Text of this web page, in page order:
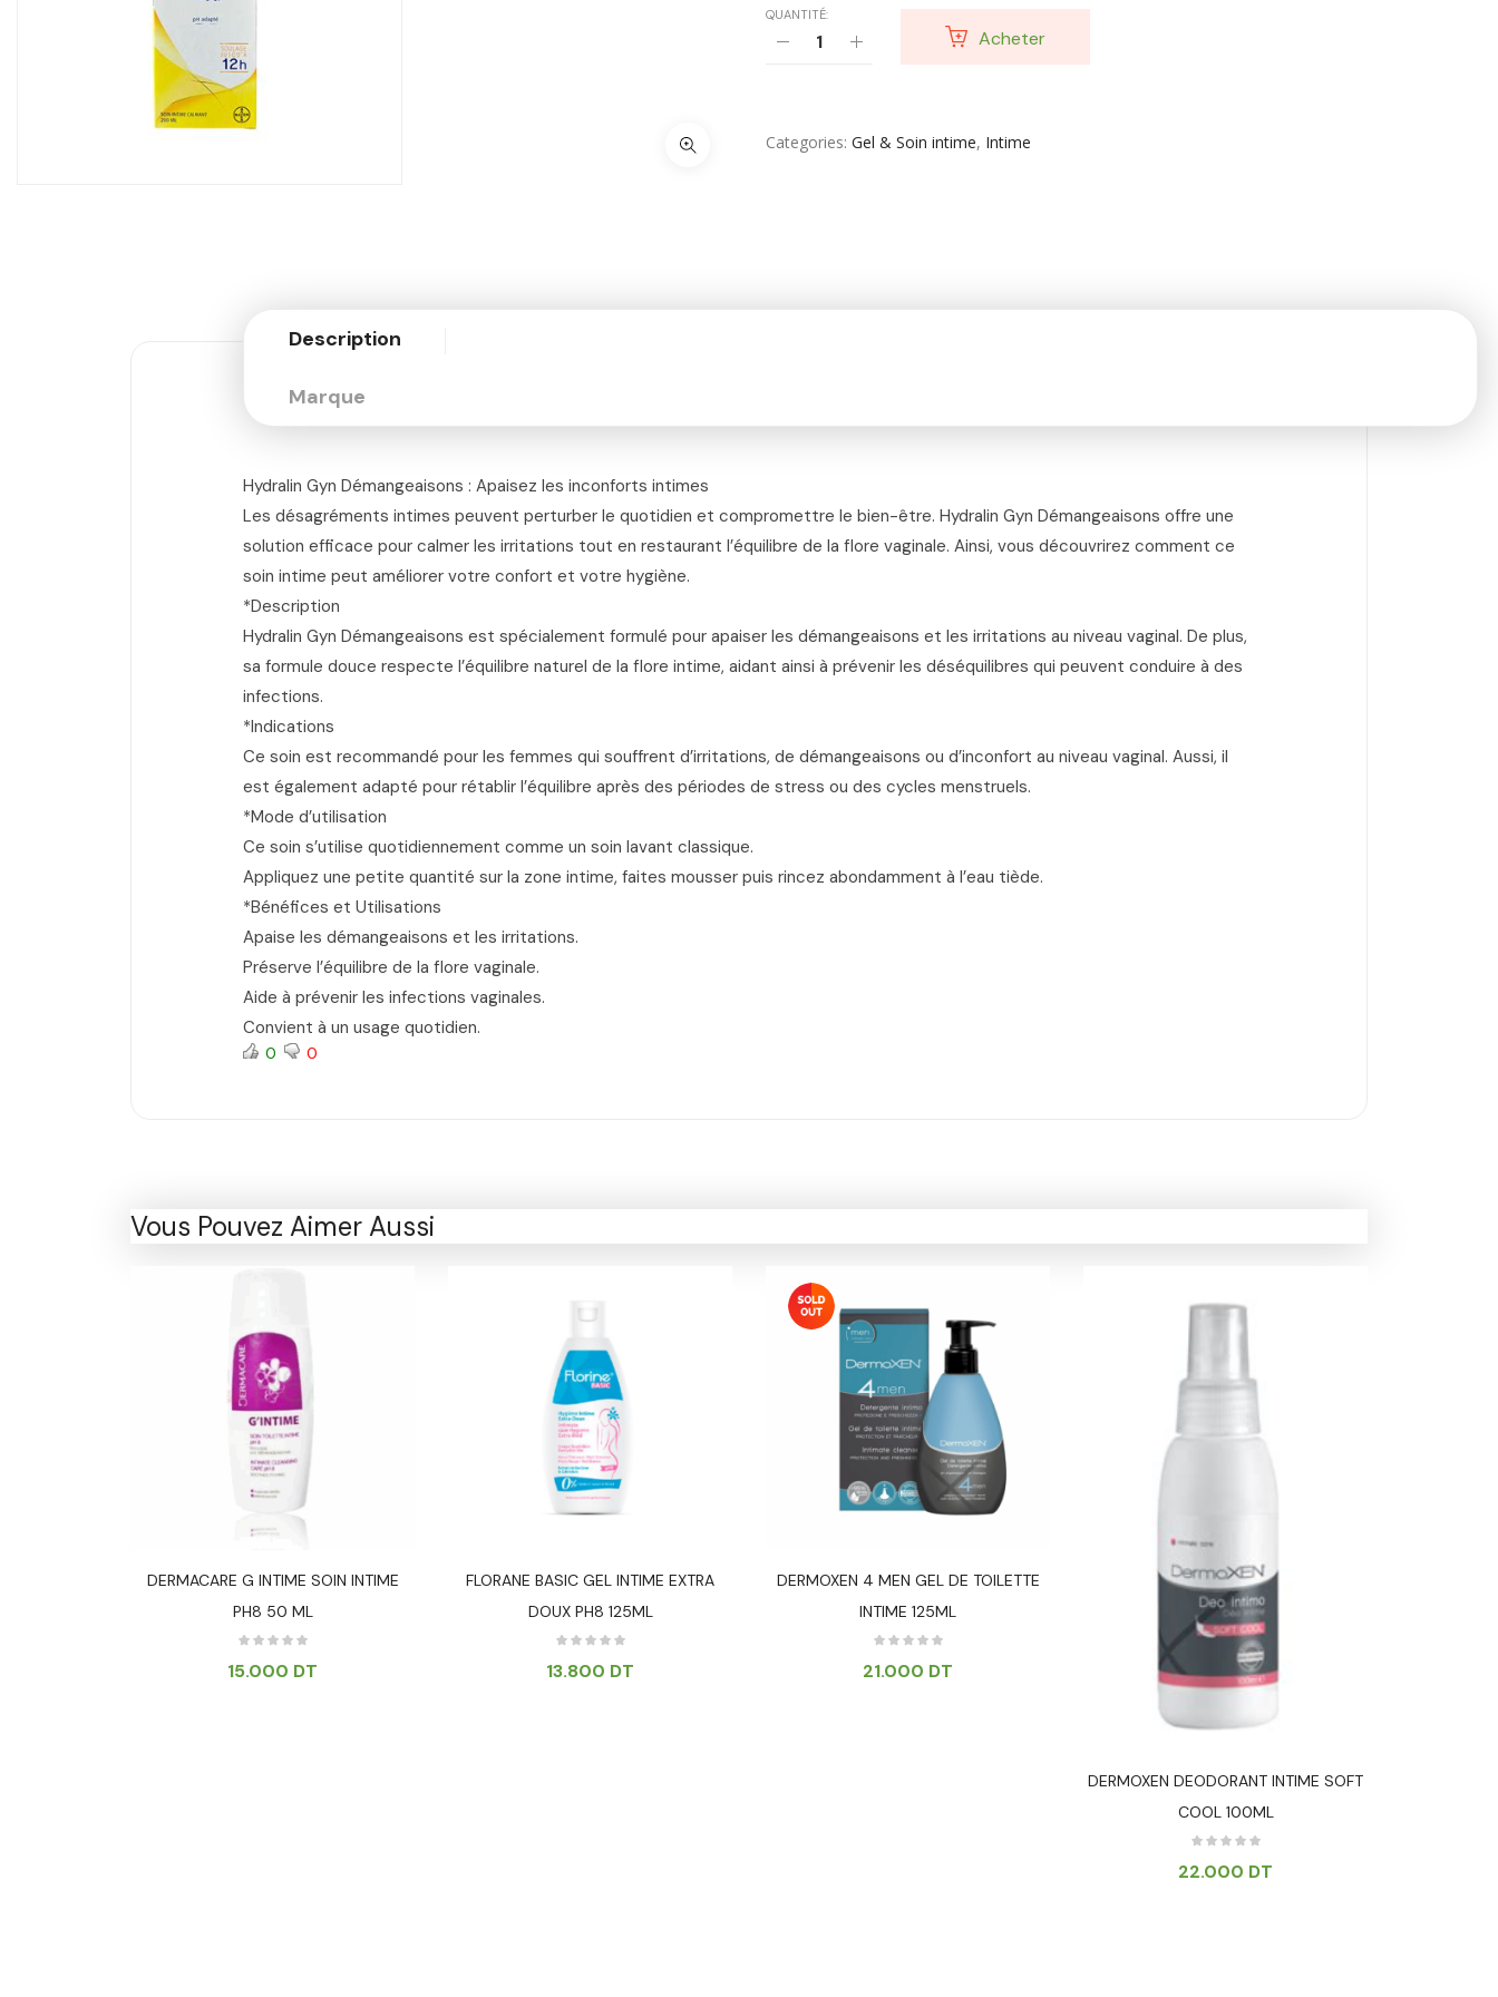
QUANTITÉ:
Acheter
Categories Gel & Soin intime, Intime
Description
Marque
Hydralin Gyn Démangeaisons : Apaisez les inconforts intimes
Les désagréments intimes peuvent perturber le quotidien et compromettre le bien-être. Hydralin Gyn Démangeaisons offre une
solution efficace pour calmer les irritations tout en restaurant l’équilibre de la flore vaginale. Ainsi, vous découvrirez comment ce
soin intime peut améliorer votre confort et votre hygiène.
*Description
Hydralin Gyn Démangeaisons est spécialement formulé pour apaiser les démangeaisons et les irritations au niveau vaginal. De plus,
sa formule douce respecte l’équilibre naturel de la flore intime, aidant ainsi à prévenir les déséquilibres qui peuvent conduire à des
infections.
*Indications
Ce soin est recommandé pour les femmes qui souffrent d’irritations, de démangeaisons ou d’inconfort au niveau vaginal. Aussi, il
est également adapté pour rétablir l’équilibre après des périodes de stress ou des cycles menstruels.
*Mode d’utilisation
Ce soin s’utilise quotidiennement comme un soin lavant classique.
Appliquez une petite quantité sur la zone intime, faites mousser puis rincez abondamment à l’eau tiède.
*Bénéfices et Utilisations
Apaise les démangeaisons et les irritations.
Préserve l’équilibre de la flore vaginale.
Aide à prévenir les infections vaginales.
Convient à un usage quotidien.
0 0
Vous Pouvez Aimer Aussi
DERMACARE G INTIME SOIN INTIME
PH8 50 ML
15.000 DT
FLORANE BASIC GEL INTIME EXTRA
DOUX PH8 125ML
13.800 DT
DERMOXEN 4 MEN GEL DE TOILETTE
INTIME 125ML
21.000 DT
DERMOXEN DEODORANT INTIME SOFT
COOL 100ML
22.000 DT